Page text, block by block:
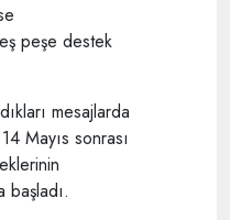
peşe destek
mesajlarda
Mayıs sonrası
başladı.